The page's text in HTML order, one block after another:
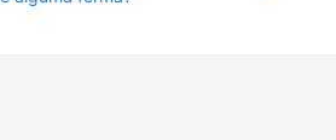
80g/kg - 8,00%